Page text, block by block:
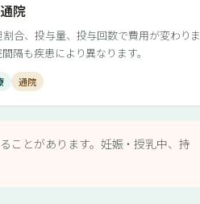
院
割合、投与量、投与回数で費用が変わりま
隔も疾患により異なります。
通院
ことがあります。妊娠・授乳中、持